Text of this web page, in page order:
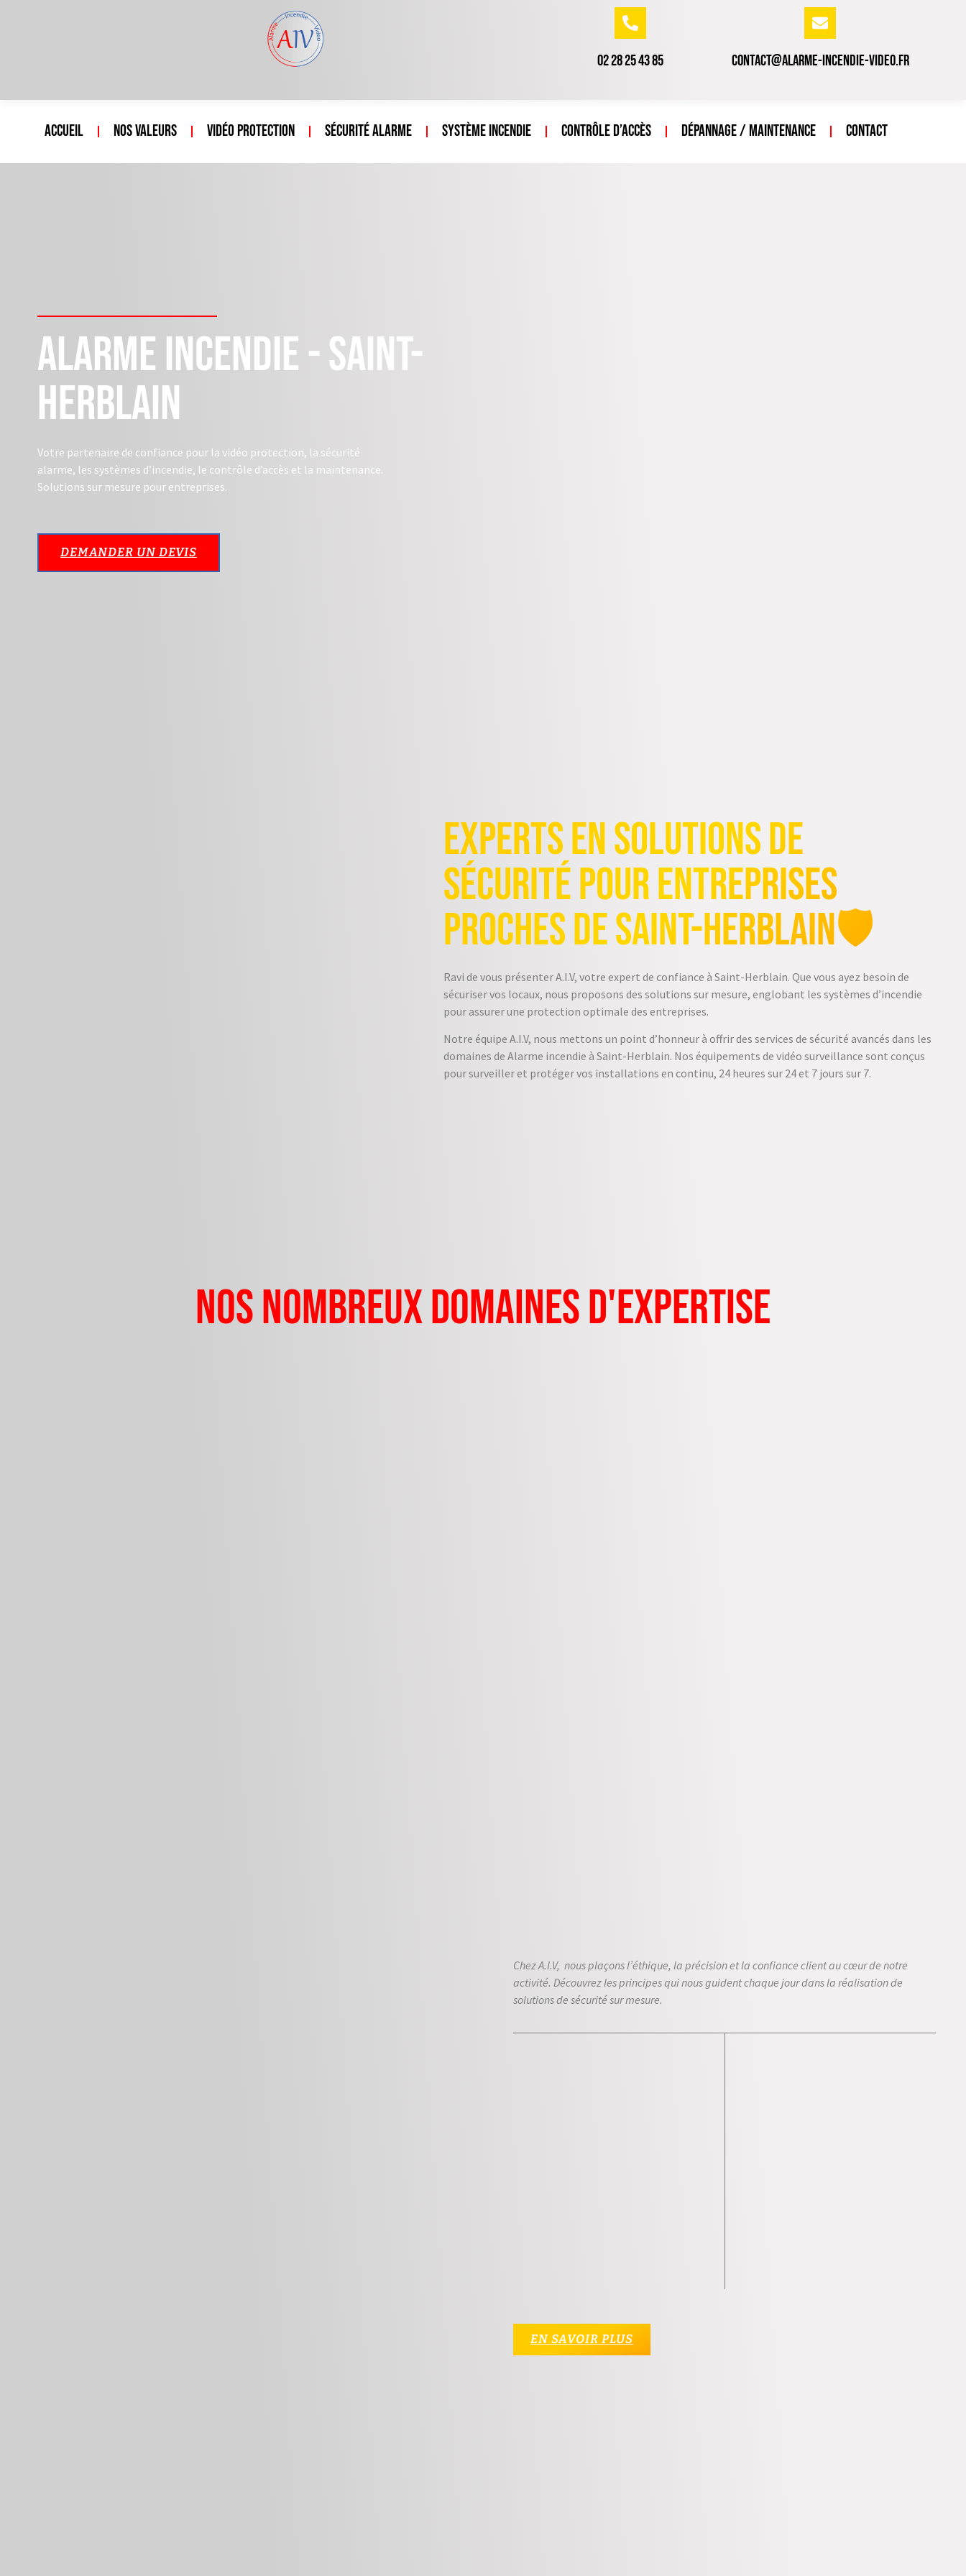
02 28 25 43 85 contact@alarme-incendie-video.fr
Accueil Nos valeurs Vidéo protection Sécurité Alarme Système incendie Contrôle d’accès Dépannage / Maintenance Contact
Alarme incendie - Saint-
Herblain
Votre partenaire de confiance pour la vidéo protection, la sécurité
alarme, les systèmes d’incendie, le contrôle d’accès et la maintenance.
Solutions sur mesure pour entreprises.
DEMANDER UN DEVIS
Experts en Solutions de
Sécurité pour Entreprises
proches de Saint-Herblain🛡️
Ravi de vous présenter A.I.V, votre expert de confiance à Saint-Herblain. Que vous ayez besoin de
sécuriser vos locaux, nous proposons des solutions sur mesure, englobant les systèmes d’incendie
pour assurer une protection optimale des entreprises.
Notre équipe A.I.V, nous mettons un point d’honneur à offrir des services de sécurité avancés dans les
domaines de Alarme incendie à Saint-Herblain. Nos équipements de vidéo surveillance sont conçus
pour surveiller et protéger vos installations en continu, 24 heures sur 24 et 7 jours sur 7.
nos nombreux domaines d'expertise
Chez A.I.V, nous plaçons l’éthique, la précision et la confiance client au cœur de notre
activité. Découvrez les principes qui nous guident chaque jour dans la réalisation de
solutions de sécurité sur mesure.
EN SAVOIR PLUS